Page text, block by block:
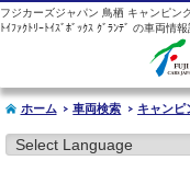
フジカーズジャパン 鳥栖 キャンピン
ﾄｲﾌｧｸﾄﾘｰﾄｲｽﾞﾎﾞｯｸｽ ｸﾞﾗﾝﾃﾞ の車両情
ホーム 車両検索 キャンピ